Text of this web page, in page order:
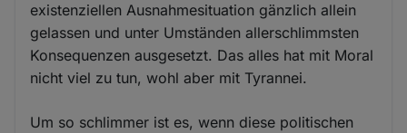
existenziellen Ausnahmesituation gänzlich allein
gelassen und unter Umständen allerschlimmsten
Konsequenzen ausgesetzt. Das alles hat mit Moral
nicht viel zu tun, wohl aber mit Tyrannei.
Um so schlimmer ist es, wenn diese politischen